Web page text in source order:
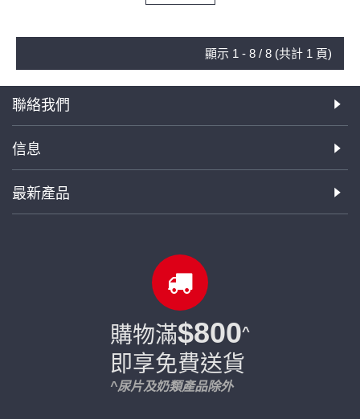
顯示 1 - 8 / 8 (共計 1 頁)
聯絡我們
信息
最新產品
購物滿$800^
即享免費送貨
^尿片及奶類產品除外